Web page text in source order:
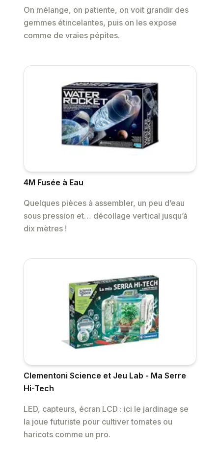
On mélange, on patiente, on voit grandir des
gemmes étincelantes, puis on les expose
comme de vraies pépites.
4M Fusée à Eau
Quelques pièces à assembler, un peu d’eau
sous pression et… décollage vertical jusqu’à
dix mètres !
Clementoni Science et Jeu Lab - Ma Serre
Hi-Tech
LED, capteurs, écran LCD : ici le jardinage se
la joue futuriste pour cultiver tomates ou
haricots comme un pro.